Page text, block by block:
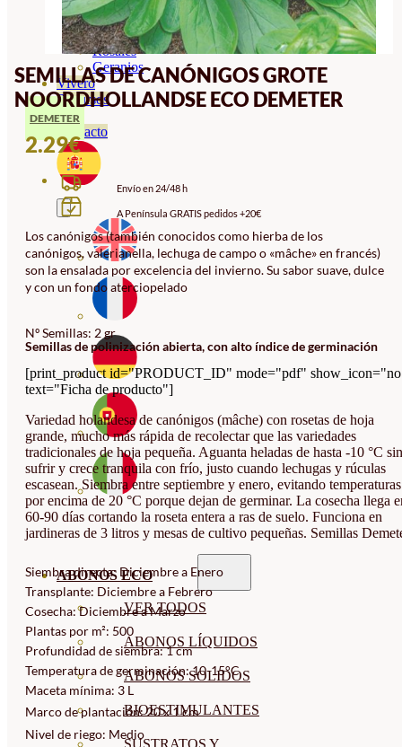
Ornamentales
Hortensias
Rosales
Geranios
Vivero
Recursos
Blog
Contacto
ABONOS ECO
VER TODOS
ABONOS LÍQUIDOS
ABONOS SOLIDOS
BIOESTIMULANTES
SUSTRATOS Y
SEMILLAS DE CANÓNIGOS GROTE
NOORDHOLLANDSE ECO DEMETER
DEMETER
2.29€
Envío en 24/48 h
A Península GRATIS pedidos +20€
Los canónigos (también conocidos como hierba de los
canónigos, valerianella, lechuga de campo o «mâche» en francés)
son la ensalada por excelencia del invierno. Su sabor suave, dulce
y con un fondo aterciopelado
Nº Semillas: 2 gr
Semillas de polinización abierta, con alto índice de germinación
[print_product id="PRODUCT_ID" mode="pdf"
text="Ficha de producto"]
Variedad holandesa de canónigos (mâche) con rosetas de hoja
grande, mucho más rápida de recolectar que las variedades
tradicionales de hoja pequeña. Aguanta heladas de hasta -10 °C sin
sufrir y crece tranquila con frío, justo cuando lechugas y rúculas
escasean. Siembra entre septiembre y enero, evitando temperaturas
por encima de 20 °C porque dejan de germinar. La cosecha llega
60-90 días cortando la roseta entera a ras de suelo. Funciona en
jardineras de 3 litros y mesas de cultivo pequeñas. Semillas
Siembra directa: Diciembre a Enero
Transplante: Diciembre a Febrero
Cosecha: Diciembre a Marzo
Plantas por m²: 500
Profundidad de siembra: 1 cm
Temperatura de germinación: 10-15°C
Maceta mínima: 3 L
Marco de plantación: 20 x 1 cm
Nivel de riego: Medio